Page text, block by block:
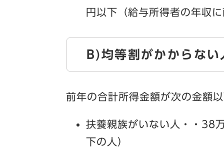
円以下（給与所得者の年収
B)均等割がかからない
前年の合計所得金額が次の金額
扶養親族がいない人・・38
下の人）